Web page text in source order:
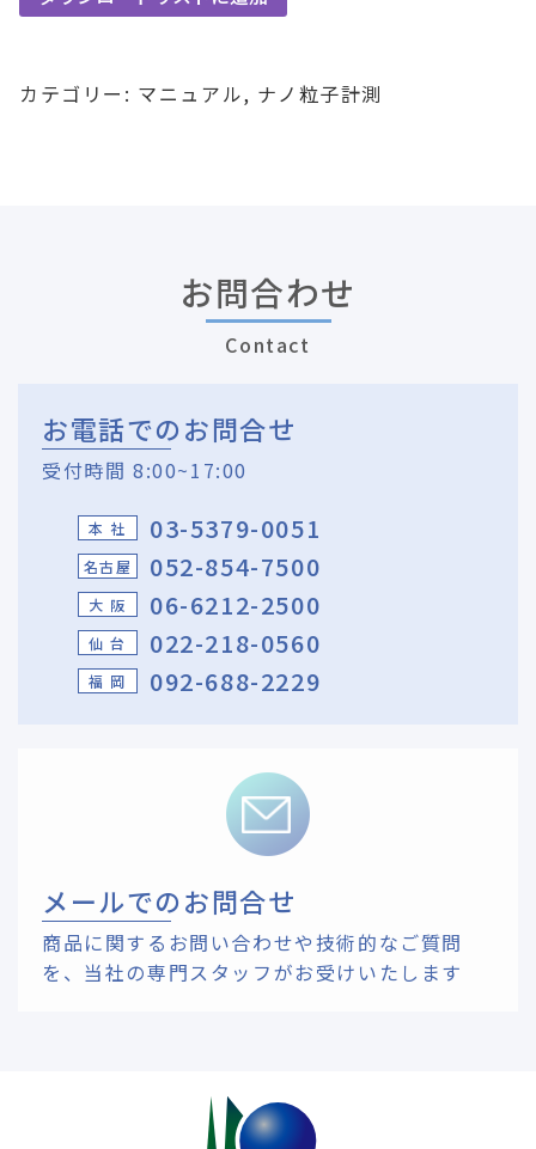
カテゴリー: マニュアル, ナノ粒子計測
お問合わせ
Contact
お電話でのお問合せ
受付時間 8:00~17:00
本 社 03-5379-0051
名古屋 052-854-7500
大 阪 06-6212-2500
仙 台 022-218-0560
福 岡 092-688-2229
メールでのお問合せ
商品に関するお問い合わせや技術的なご質問
を、 当社の専門スタッフがお受けいたします